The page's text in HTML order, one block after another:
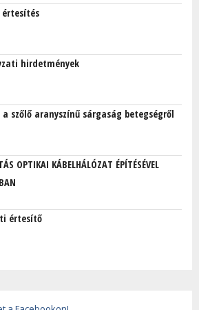
értesítés
hirdetmények
szőlő aranyszínű sárgaság betegségről
OPTIKAI KÁBELHÁLÓZAT ÉPÍTÉSÉVEL
értesítő